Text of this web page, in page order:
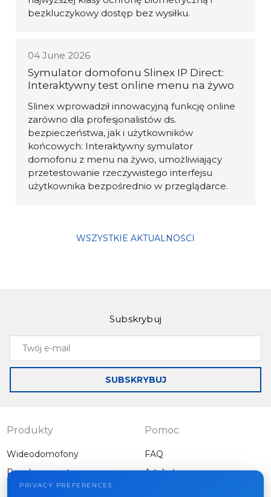
bezkluczykowy dostęp bez wysiłku.
04 June 2026
Symulator domofonu Slinex IP Direct:
Interaktywny test online menu na żywo
Slinex wprowadził innowacyjną funkcję online
zarówno dla profesjonalistów ds.
bezpieczeństwa, jak i użytkowników
końcowych: Interaktywny symulator
domofonu z menu na żywo, umożliwiający
przetestowanie rzeczywistego interfejsu
użytkownika bezpośrednio w przeglądarce.
WSZYSTKIE AKTUALNOŚCI
Subskrybuj
Twój
mail
SUBSKRYBUJ
Produkty
Wideodomofony
Panele zewnętrzne
Inny sprzęt
Pomoc
FAQ
Artykuły
PRIVACY PREFERENCES